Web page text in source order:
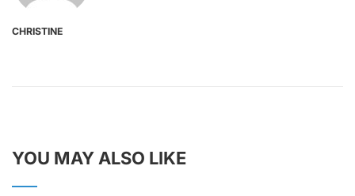
CHRISTINE
YOU MAY ALSO LIKE